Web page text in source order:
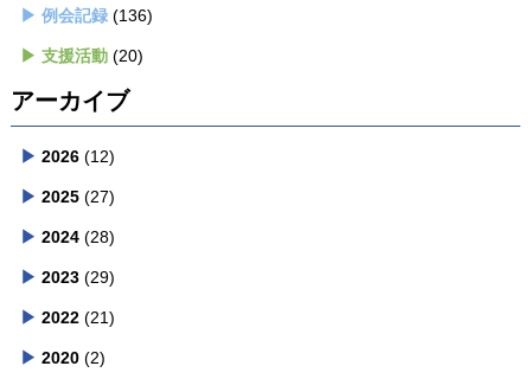
例会記録(136)
支援活動(20)
アーカイブ
2026(12)
2025(27)
2024(28)
2023(29)
2022(21)
2020(2)